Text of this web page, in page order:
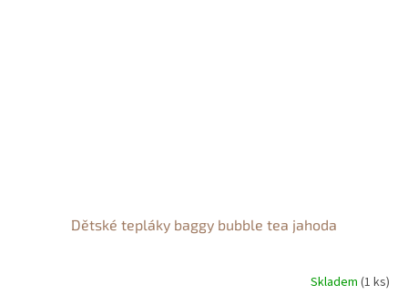
Dětské tepláky baggy bubble tea jahoda
Skladem (1 ks)